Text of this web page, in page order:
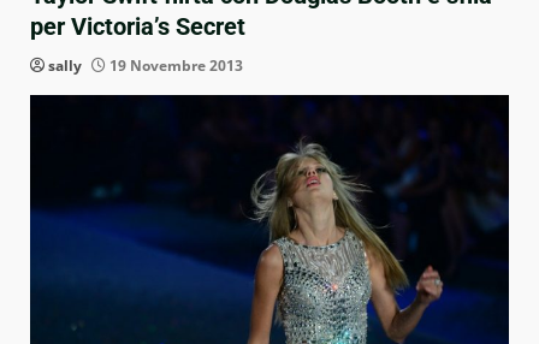
per Victoria’s Secret
sally 19 Novembre 2013